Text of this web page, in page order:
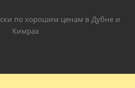
по хорошим ценам в Дубне и
Кимрах